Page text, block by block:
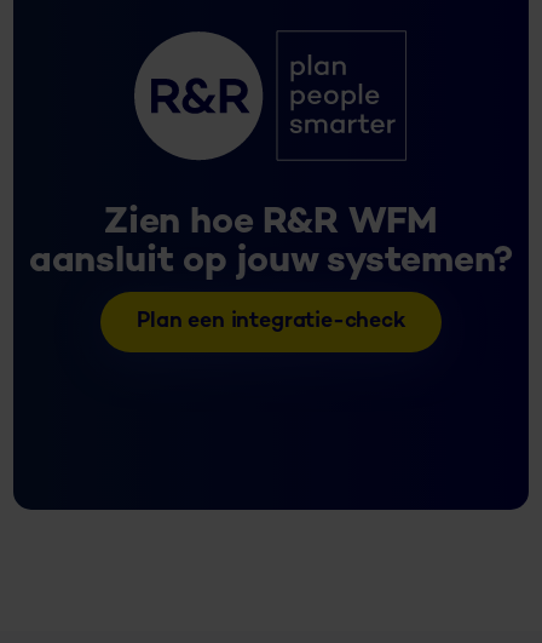
Zien hoe R&R WFM
aansluit op jouw systemen?
Plan een integratie-check